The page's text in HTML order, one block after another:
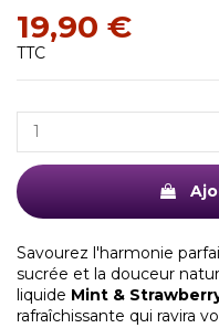
19,90 €
TTC
Savourez l'harmonie
sucrée et la douceur
liquide Mint &
rafraîchissante qui ravira